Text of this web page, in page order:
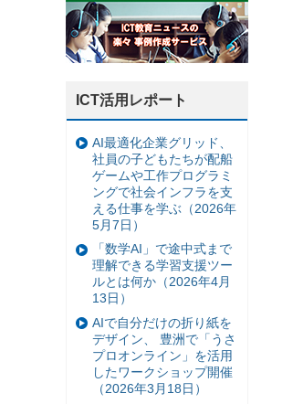
ICT活用レポート
AI最適化企業グリッド、
社員の子どもたちが配船
ゲームや工作プログラミ
ングで社会インフラを支
える仕事を学ぶ（2026年
5月7日）
「数学AI」で途中式まで
理解できる学習支援ツー
ルとは何か（2026年4月
13日）
AIで自分だけの折り紙を
デザイン、 豊洲で「うさ
プロオンライン」を活用
したワークショップ開催
（2026年3月18日）